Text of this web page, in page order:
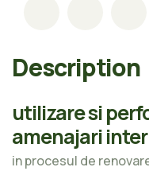
Description
utilizare si
amenajari
in procesul de